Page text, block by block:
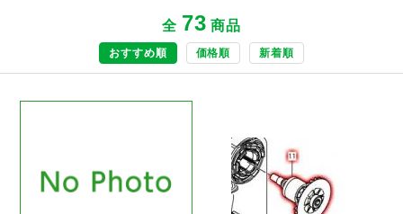
全 73 商品
おすすめ順 価格順 新着順